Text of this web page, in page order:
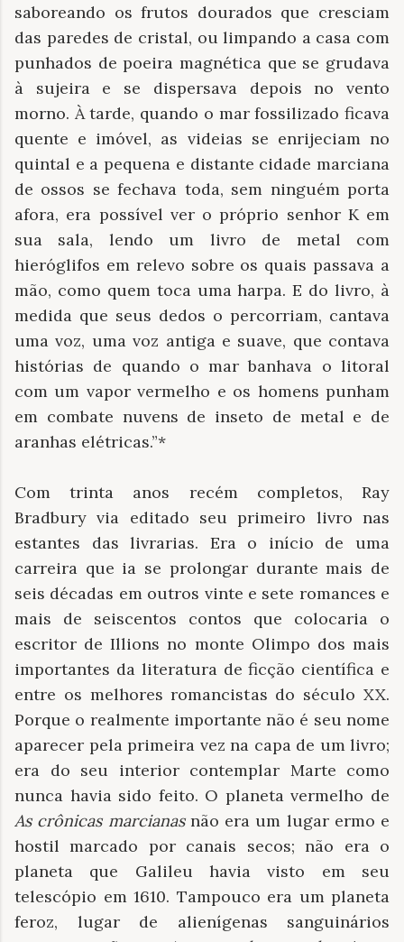
saboreando os frutos dourados que cresciam
das paredes de cristal, ou limpando a casa com
punhados de poeira magnética que se grudava
à sujeira e se dispersava depois no vento
morno. À tarde, quando o mar fossilizado ficava
quente e imóvel, as videias se enrijeciam no
quintal e a pequena e distante cidade marciana
de ossos se fechava toda, sem ninguém porta
afora, era possível ver o próprio senhor K em
sua sala, lendo um livro de metal com
hieróglifos em relevo sobre os quais passava a
mão, como quem toca uma harpa. E do livro, à
medida que seus dedos o percorriam, cantava
uma voz, uma voz antiga e suave, que contava
histórias de quando o mar banhava o litoral
com um vapor vermelho e os homens punham
em combate nuvens de inseto de metal e de
aranhas elétricas.”*
Com trinta anos recém completos, Ray
Bradbury via editado seu primeiro livro nas
estantes das livrarias. Era o início de uma
carreira que ia se prolongar durante mais de
seis décadas em outros vinte e sete romances e
mais de seiscentos contos que colocaria o
escritor de Illions no monte Olimpo dos mais
importantes da literatura de ficção científica e
entre os melhores romancistas do século XX.
Porque o realmente importante não é seu nome
aparecer pela primeira vez na capa de um livro;
era do seu interior contemplar Marte como
nunca havia sido feito. O planeta vermelho de
As crônicas marcianasnão era um lugar ermo e
hostil marcado por canais secos; não era o
planeta que Galileu havia visto em seu
telescópio em 1610. Tampouco era um planeta
feroz, lugar de alienígenas sanguinários